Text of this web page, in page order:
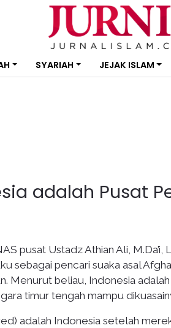
SYARIAH JEJAK ISLAM
adalah Pusat
pusat Ustadz Athian Ali, M.Da’i,
sebagai pencari suaka asal
Menurut beliau, Indonesia
timur tengah mampu
adalah Indonesia setelah